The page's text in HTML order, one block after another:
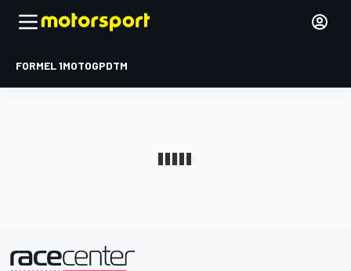
FORMEL 1MOTOGPDTM